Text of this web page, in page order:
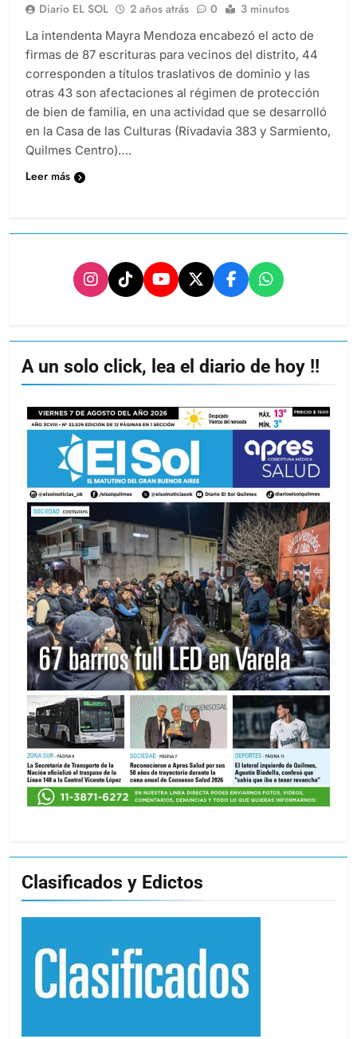
Diario EL SOL 2 años atrás 0 3 minutos
La intendenta Mayra Mendoza encabezó el acto de
firmas de 87 escrituras para vecinos del distrito, 44
corresponden a títulos traslativos de dominio y las
otras 43 son afectaciones al régimen de protección
de bien de familia, en una actividad que se desarrolló
en la Casa de las Culturas (Rivadavia 383 y Sarmiento,
Quilmes Centro)….
Leer más
A un solo click, lea el diario de hoy !!
Clasificados y Edictos